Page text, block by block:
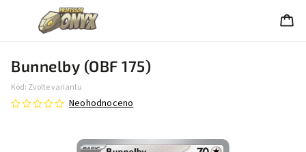
Bunnelby (OBF 175)
Kód: Zvolte variantu
Neohodnoceno